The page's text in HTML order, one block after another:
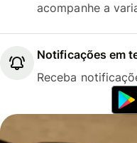
acompanhe a
Notificações em
Receba